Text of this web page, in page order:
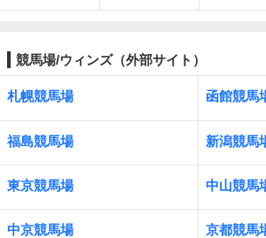
競馬場/ウィンズ（外部サイト）
札幌競馬場 函館競馬
福島競馬場 新潟競馬
東京競馬場 中山競馬
中京競馬場 京都競馬